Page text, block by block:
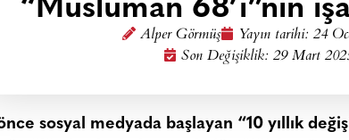
“Müslüman 68’i”nin
Alper Görmüş Yayın tarihi: 24
Son Değişiklik: 29 Mart
sosyal medyada başlayan “10 yıllık